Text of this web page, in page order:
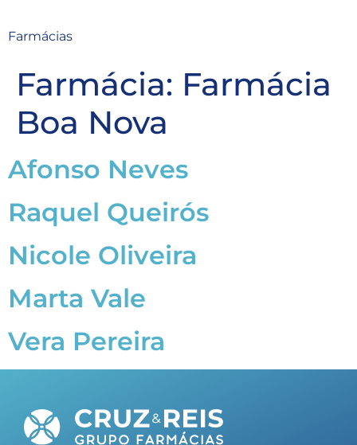
Farmácias
Farmácia: Farmácia
Boa Nova
Afonso Neves
Raquel Queirós
Nicole Oliveira
Marta Vale
Vera Pereira